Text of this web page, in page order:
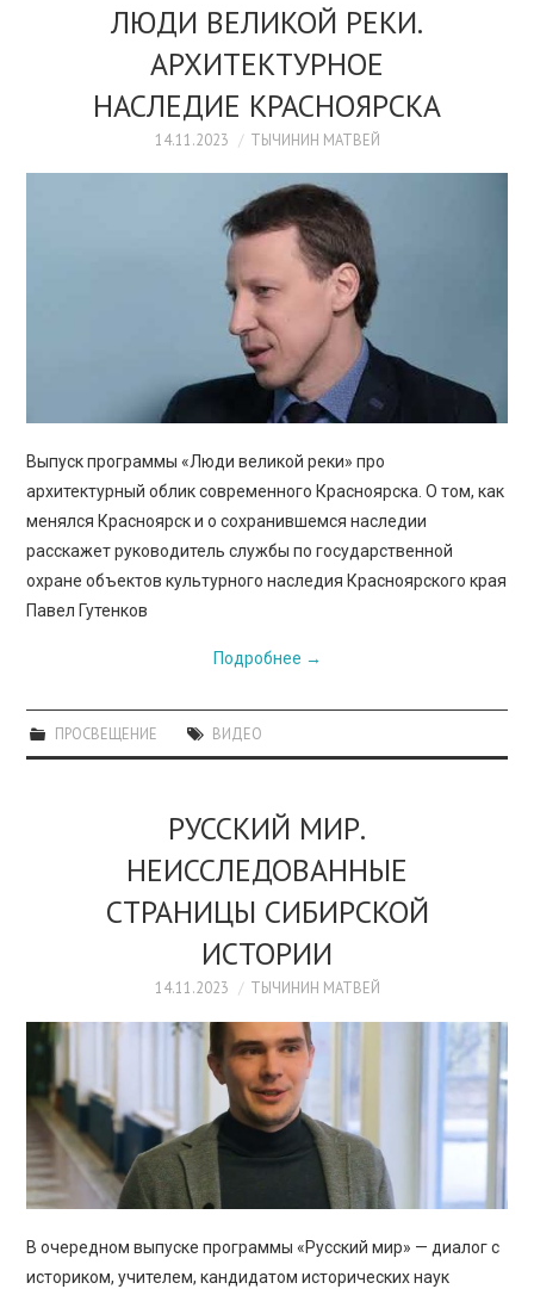
ЛЮДИ ВЕЛИКОЙ РЕКИ.
АРХИТЕКТУРНОЕ
НАСЛЕДИЕ КРАСНОЯРСКА
14.11.2023 ТЫЧИНИН МАТВЕЙ
Выпуск программы «Люди великой реки» про
архитектурный облик современного Красноярска. О том, как
менялся Красноярск и о сохранившемся наследии
расскажет руководитель службы по государственной
охране объектов культурного наследия Красноярского края
Павел Гутенков
Подробнее →
ПРОСВЕЩЕНИЕ ВИДЕО
РУССКИЙ МИР.
НЕИССЛЕДОВАННЫЕ
СТРАНИЦЫ СИБИРСКОЙ
ИСТОРИИ
14.11.2023 ТЫЧИНИН МАТВЕЙ
В очередном выпуске программы «Русский мир» — диалог с
историком, учителем, кандидатом исторических наук